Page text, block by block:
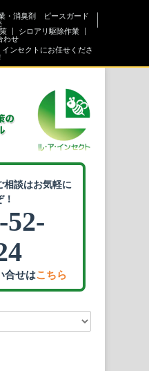
・消臭剤 ピースガード
シロアリ駆除作業
わせ
ンセクトにお任せくださ
相談はお気軽に
！
52-
合せはこちら